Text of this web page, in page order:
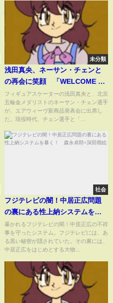
未分類
浅田真央、ネーサン・チェンと
の再会に笑顔 「WELCOME TO
JAPAN!」(発表会 エアウィーヴ
／浅田真央 ネーサン・チェン)
フィギュアスケーターの浅田真央と、北京
五輪金メダリストのネーサン・チェン選手
が、エアウィーヴ新商品発表会に出席し
た。現役時代、チェン選手と「...
社会
フジテレビの闇！中居正広問題
の裏にある性上納システムを暴
く！ 森永卓郎×深田萌絵
暴かれるフジテレビの闇！中居正広の不祥
事を守ったシステム。フジテレビには、あ
る黒い秘密が隠されていた。その裏には、
中居正広をはじめとする大物...